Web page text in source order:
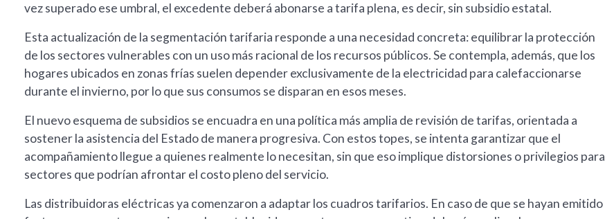
vez superado ese umbral, el excedente deberá abonarse a tarifa plena, es decir, sin subsidio estatal.
Esta actualización de la segmentación tarifaria responde a una necesidad concreta: equilibrar la protección
de los sectores vulnerables con un uso más racional de los recursos públicos. Se contempla, además, que los
hogares ubicados en zonas frías suelen depender exclusivamente de la electricidad para calefaccionarse
durante el invierno, por lo que sus consumos se disparan en esos meses.
El nuevo esquema de subsidios se encuadra en una política más amplia de revisión de tarifas, orientada a
sostener la asistencia del Estado de manera progresiva. Con estos topes, se intenta garantizar que el
acompañamiento llegue a quienes realmente lo necesitan, sin que eso implique distorsiones o privilegios para
sectores que podrían afrontar el costo pleno del servicio.
Las distribuidoras eléctricas ya comenzaron a adaptar los cuadros tarifarios. En caso de que se hayan emitido